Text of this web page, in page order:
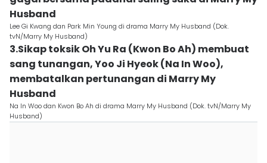
Husband
Lee Gi Kwang dan Park Min Young di drama Marry My Husband (Dok.
tvN/Marry My Husband)
3.Sikap toksik Oh Yu Ra (Kwon Bo Ah) membuat
sang tunangan, Yoo Ji Hyeok (Na In Woo),
membatalkan pertunangan di Marry My
Husband
Na In Woo dan Kwon Bo Ah di drama Marry My Husband (Dok. tvN/Marry My
Husband)